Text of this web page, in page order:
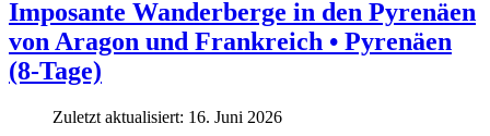
Imposante Wanderberge in den Pyrenäen
von Aragon und Frankreich • Pyrenäen
(8-Tage)
Zuletzt aktualisiert: 16. Juni 2026